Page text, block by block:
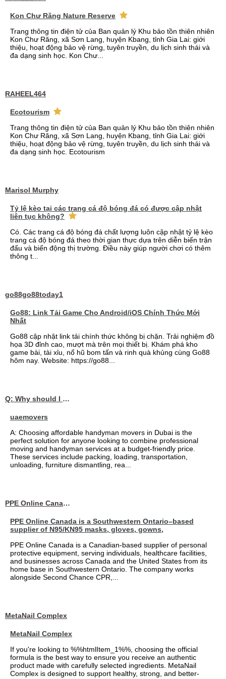
Kon Chư Răng Nature Reserve
Trang thông tin điện tử của Ban quản lý Khu bảo tồn thiên nhiên
Kon Chư Răng, xã Sơn Lang, huyện Kbang, tỉnh Gia Lai: giới
thiệu, hoạt động bảo vệ rừng, tuyên truyền, du lịch sinh thái và
đa dạng sinh học. Kon Chư...
RAHEEL464
Ecotourism
Trang thông tin điện tử của Ban quản lý Khu bảo tồn thiên nhiên
Kon Chư Răng, xã Sơn Lang, huyện Kbang, tỉnh Gia Lai: giới
thiệu, hoạt động bảo vệ rừng, tuyên truyền, du lịch sinh thái và
đa dạng sinh học. Ecotourism
Marisol Murphy
Tỷ lệ kèo tại các trang cá độ bóng đá có được cập nhật
liên tục không?
Có. Các trang cá độ bóng đá chất lượng luôn cập nhật tỷ lệ kèo
trang cá độ bóng đá theo thời gian thực dựa trên diễn biến trận
đấu và biến động thị trường. Điều này giúp người chơi có thêm
thông t...
go88go88today1
Go88: Link Tải Game Cho Android/iOS Chính Thức Mới
Nhất
Go88 cập nhật link tải chính thức không bị chặn. Trải nghiệm đồ
họa 3D đỉnh cao, mượt mà trên mọi thiết bị. Khám phá kho
game bài, tài xỉu, nổ hũ bom tấn và rinh quà khủng cùng Go88
hôm nay. Website: https://go88...
Q: Why should I choose affordable handyman movers in Dubai for my relocation and maintenance needs?
uaemovers
A: Choosing affordable handyman movers in Dubai is the
perfect solution for anyone looking to combine professional
moving and handyman services at a budget-friendly price.
These services include packing, loading, transportation,
unloading, furniture dismantling, rea...
PPE Online Canada – Bulk PPE Supplier | N95, Gloves, Masks & Medical Supplies
PPE Online Canada is a Southwestern Ontario–based
supplier of N95/KN95 masks, gloves, gowns,
PPE Online Canada is a Canadian-based supplier of personal
protective equipment, serving individuals, healthcare facilities,
and businesses across Canada and the United States from its
home base in Southwestern Ontario. The company works
alongside Second Chance CPR,...
MetaNail Complex
MetaNail Complex
If you're looking to %%htmlItem_1%%, choosing the official
formula is the best way to ensure you receive an authentic
product made with carefully selected ingredients. MetaNail
Complex is designed to support healthy, strong, and better-